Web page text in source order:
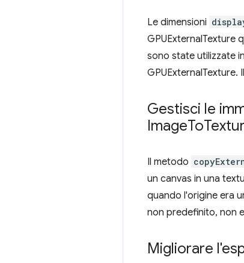
Le dimensioni
GPUExternalTexture
sono state utilizzate
GPUExternalTexture.
Gestisci le
ImageTo
Il metodo
un canvas in una
quando l'origine era
non predefinito, non
Migliorare